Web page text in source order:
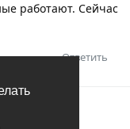
работают. Сейчас
Ответить